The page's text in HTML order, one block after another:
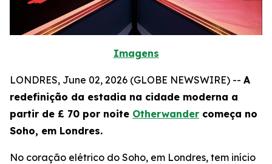
Imagens
LONDRES, June 02, 2026 (GLOBE NEWSWIRE) -- A
redefinição da estadia na cidade moderna a
partir de £ 70 por noite Otherwander começa no
Soho, em Londres.
No coração elétrico do Soho, em Londres, tem início